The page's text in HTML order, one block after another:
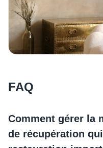
FAQ
Comment gérer la
de récupération